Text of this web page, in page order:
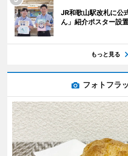
JR和歌山駅改札に公
ん」紹介ポスター設
もっと見る
フォトフラ